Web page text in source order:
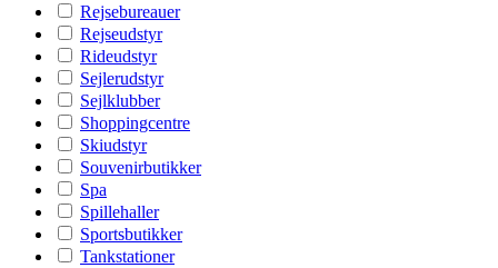
Rejsebureauer
Rejseudstyr
Rideudstyr
Sejlerudstyr
Sejlklubber
Shoppingcentre
Skiudstyr
Souvenirbutikker
Spa
Spillehaller
Sportsbutikker
Tankstationer